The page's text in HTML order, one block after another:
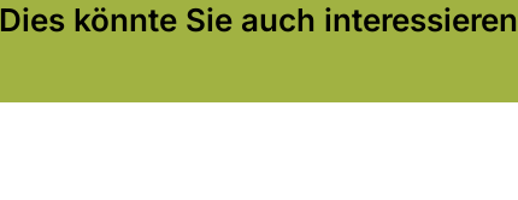
Dies könnte Sie auch interessieren